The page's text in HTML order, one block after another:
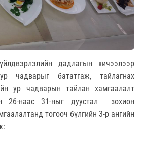
дадлагын хичээлээр
чадварыг бататгаж, тайлагнах
ур чадварын тайлан хамгаалалт
наас 31-ныг дуустал зохион
тогооч бүлгийн 3-р ангийн